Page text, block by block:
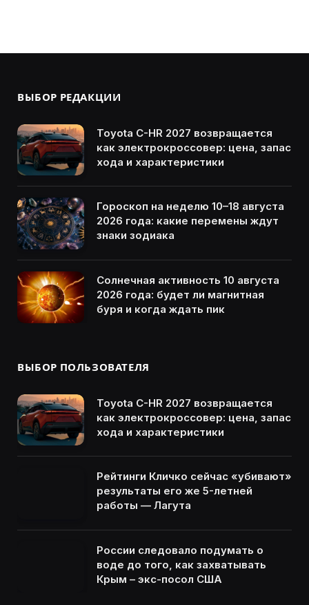
ВЫБОР РЕДАКЦИИ
Toyota C-HR 2027 возвращается
как электрокроссовер: цена, запас
хода и характеристики
Гороскоп на неделю 10–18 августа
2026 года: какие перемены ждут
знаки зодиака
Солнечная активность 10 августа
2026 года: будет ли магнитная
буря и когда ждать пик
ВЫБОР ПОЛЬЗОВАТЕЛЯ
Toyota C-HR 2027 возвращается
как электрокроссовер: цена, запас
хода и характеристики
Рейтинги Кличко сейчас «убивают»
результаты его же 5-летней
работы — Лагута
России следовало подумать о
воде до того, как захватывать
Крым – экс-посол США